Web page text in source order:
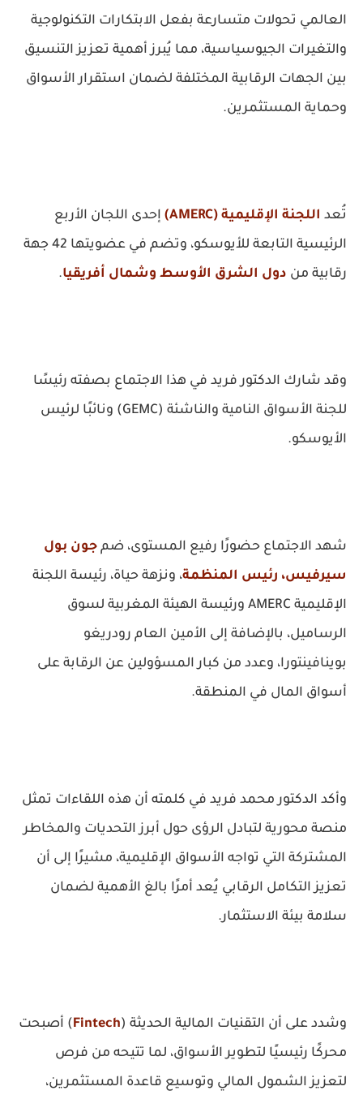
العالمي تحولات متسارعة بفعل الابتكارات التكنولوجية
والتغيرات الجيوسياسية، مما يُبرز أهمية تعزيز التنسيق
بين الجهات الرقابية المختلفة لضمان استقرار الأسواق
وحماية المستثمرين.
تُعد اللجنة الإقليمية (AMERC)
إحدى اللجان الأربع
الرئيسية التابعة للأيوسكو، وتضم في عضويتها 42 جهة
رقابية من دول الشرق الأوسط وشمال أفريقيا.
وقد شارك الدكتور فريد في هذا الاجتماع بصفته رئيسًا
للجنة الأسواق النامية والناشئة (GEMC) ونائبًا لرئيس
الأيوسكو.
شهد الاجتماع حضورًا رفيع المستوى، ضم جون بول
سيرفيس، رئيس المنظمة، ونزهة حياة، رئيسة اللجنة
الإقليمية AMERC ورئيسة الهيئة المغربية لسوق
الرساميل، بالإضافة إلى الأمين العام رودريغو
بوينافينتورا، وعدد من كبار المسؤولين عن الرقابة على
أسواق المال في المنطقة.
وأكد الدكتور محمد فريد في كلمته أن هذه اللقاءات تمثل
منصة محورية لتبادل الرؤى حول أبرز التحديات والمخاطر
المشتركة التي تواجه الأسواق الإقليمية، مشيرًا إلى أن
تعزيز التكامل الرقابي يُعد أمرًا بالغ الأهمية لضمان
سلامة بيئة الاستثمار.
وشدد على أن التقنيات المالية الحديثة (Fintech) أصبحت
محركًا رئيسيًا لتطوير الأسواق، لما تتيحه من فرص
لتعزيز الشمول المالي وتوسيع قاعدة المستثمرين،